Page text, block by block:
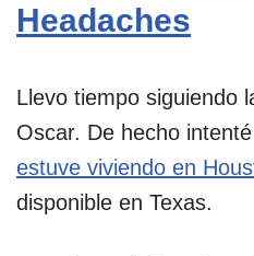
Headaches
Llevo tiempo siguiendo
Oscar. De hecho
estuve viviendo en
disponible en Texas.